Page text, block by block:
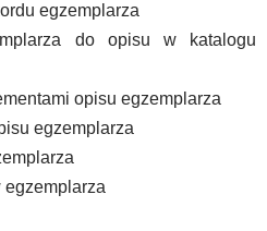
egzemplarza
do opisu w katalogu
opisu egzemplarza
egzemplarza
egzemplarza